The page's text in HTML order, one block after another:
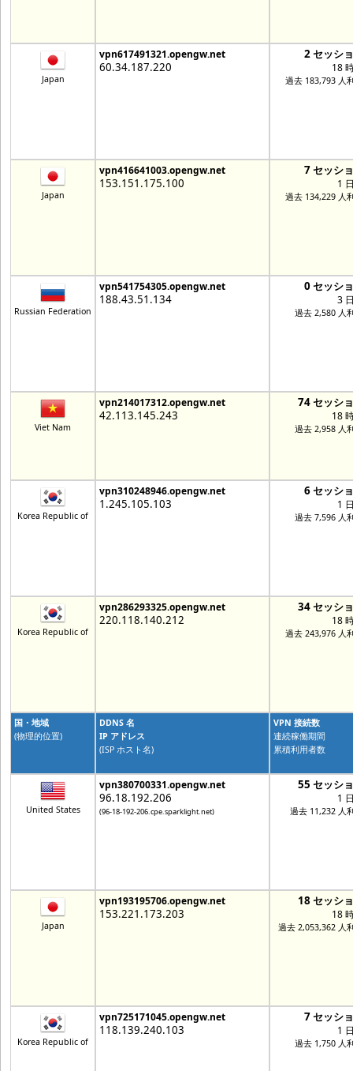
Japan
vpn617491321.opengw.net
60.34.187.220
2 セッシ
18
過去 183,793 人
Japan
vpn416641003.opengw.net
153.151.175.100
7 セッシ
1
過去 134,229 人
Russian Federation
vpn541754305.opengw.net
188.43.51.134
0 セッシ
3
過去 2,580 人
Viet Nam
vpn214017312.opengw.net
42.113.145.243
74 セッシ
18
過去 2,958 人
Korea Republic of
vpn310248946.opengw.net
1.245.105.103
6 セッシ
1
過去 7,596 人
Korea Republic of
vpn286293325.opengw.net
220.118.140.212
34 セッシ
18
過去 243,976 人
国・地域
(物理的位置)
DDNS 名
IP アドレス
(ISP ホスト名)
VPN 接続数
連続稼働期間
累積利用者数
United States
vpn380700331.opengw.net
96.18.192.206
(96-18-192-206.cpe.sparklight.net)
55 セッシ
1
過去 11,232 人
Japan
vpn193195706.opengw.net
153.221.173.203
18 セッシ
18
過去 2,053,362 人
Korea Republic of
vpn725171045.opengw.net
118.139.240.103
7 セッシ
1
過去 1,750 人